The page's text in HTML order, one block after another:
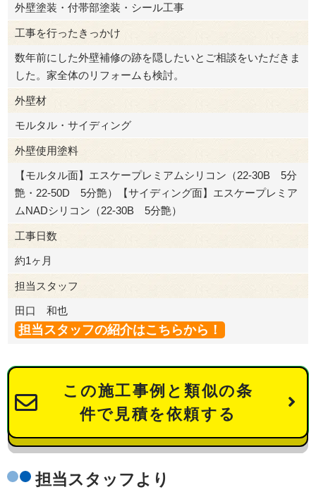
外壁塗装・付帯部塗装・シール工事
工事を行ったきっかけ
数年前にした外壁補修の跡を隠したいとご相談をいただきま
した。家全体のリフォームも検討。
外壁材
モルタル・サイディング
外壁使用塗料
【モルタル面】エスケープレミアムシリコン（22-30B 5分
艶・22-50D 5分艶）【サイディング面】エスケープレミア
ムNADシリコン（22-30B 5分艶）
工事日数
約1ヶ月
担当スタッフ
田口 和也
担当スタッフの紹介はこちらから！
この施工事例と類似の条
件で見積を依頼する
担当スタッフより